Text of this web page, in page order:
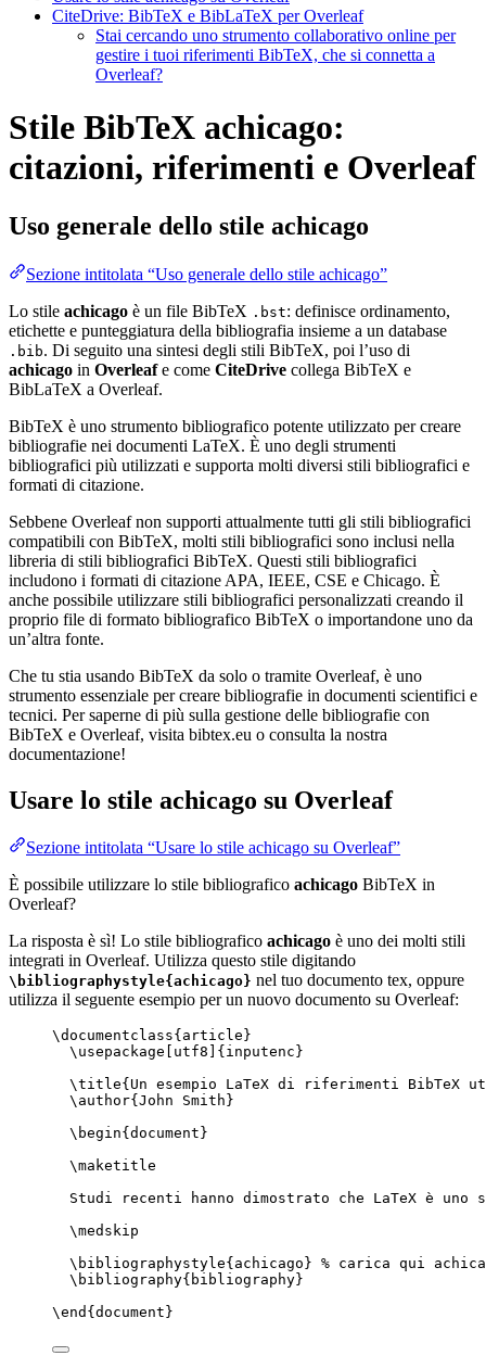
CiteDrive: BibTeX e BibLaTeX per Overleaf
Stai cercando uno strumento collaborativo online per
gestire i tuoi riferimenti BibTeX, che si connetta a
Overleaf?
Stile BibTeX achicago:
citazioni, riferimenti e Overleaf
Uso generale dello stile achicago
Sezione intitolata “Uso generale dello stile achicago”
Lo stile achicago è un file BibTeX .bst: definisce ordinamento,
etichette e punteggiatura della bibliografia insieme a un database
.bib. Di seguito una sintesi degli stili BibTeX, poi l’uso di
achicago in Overleafe come CiteDrive collega BibTeX e
BibLaTeX a Overleaf.
BibTeX è uno strumento bibliografico potente utilizzato per creare
bibliografie nei documenti LaTeX. È uno degli strumenti
bibliografici più utilizzati e supporta molti diversi stili bibliografici e
formati di citazione.
Sebbene Overleaf non supporti attualmente tutti gli stili bibliografici
compatibili con BibTeX, molti stili bibliografici sono inclusi nella
libreria di stili bibliografici BibTeX. Questi stili bibliografici
includono i formati di citazione APA, IEEE, CSE e Chicago. È
anche possibile utilizzare stili bibliografici personalizzati creando il
proprio file di formato bibliografico BibTeX o importandone uno da
un’altra fonte.
Che tu stia usando BibTeX da solo o tramite Overleaf, è uno
strumento essenziale per creare bibliografie in documenti scientifici e
tecnici. Per saperne di più sulla gestione delle bibliografie con
BibTeX e Overleaf, visita bibtex.eu o consulta la nostra
documentazione!
Usare lo stile achicago su Overleaf
Sezione intitolata “Usare lo stile achicago su Overleaf”
È possibile utilizzare lo stile bibliografico achicago BibTeX in
Overleaf?
La risposta è sì! Lo stile bibliografico achicago è uno dei molti stili
integrati in Overleaf. Utilizza questo stile digitando
\bibliographystyle{achicago} nel tuo documento tex, oppure
utilizza il seguente esempio per un nuovo documento su Overleaf:
\documentclass{ article }
\usepackage
utf8 ]{ inputenc }
\title{Un esempio LaTeX di riferimenti
\author{John Smith}
\begin{ document }
\maketitle
Studi recenti hanno dimostrato che LaTeX è
\medskip
\bibliographystyle{achicago} % carica qui
\bibliography{bibliography}
\end { document }